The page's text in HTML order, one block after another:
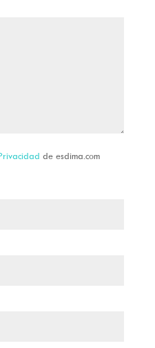
de esdima.com